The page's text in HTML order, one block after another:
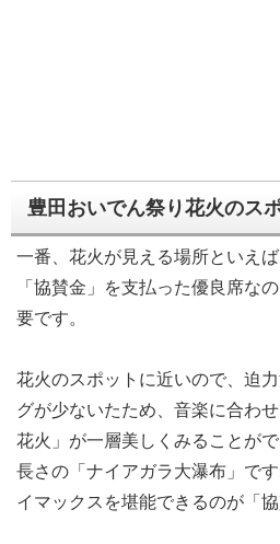
豊田おいでん祭り花火のス
一番、花火が見える場所といえ
「協賛金」を支払った優良席な
要です。
花火のスポットに近いので、迫
グが少ないたため、音楽に合わ
花火」が一層美しくみることが
長さの「ナイアガラ大瀑布」で
イマックスを堪能できるのが「協